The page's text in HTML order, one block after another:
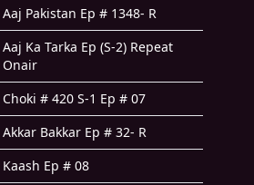
Aaj Pakistan Ep # 1348- R
Aaj Ka Tarka Ep (S-2) Repeat
Onair
Choki # 420 S-1 Ep # 07
Akkar Bakkar Ep # 32- R
Kaash Ep # 08